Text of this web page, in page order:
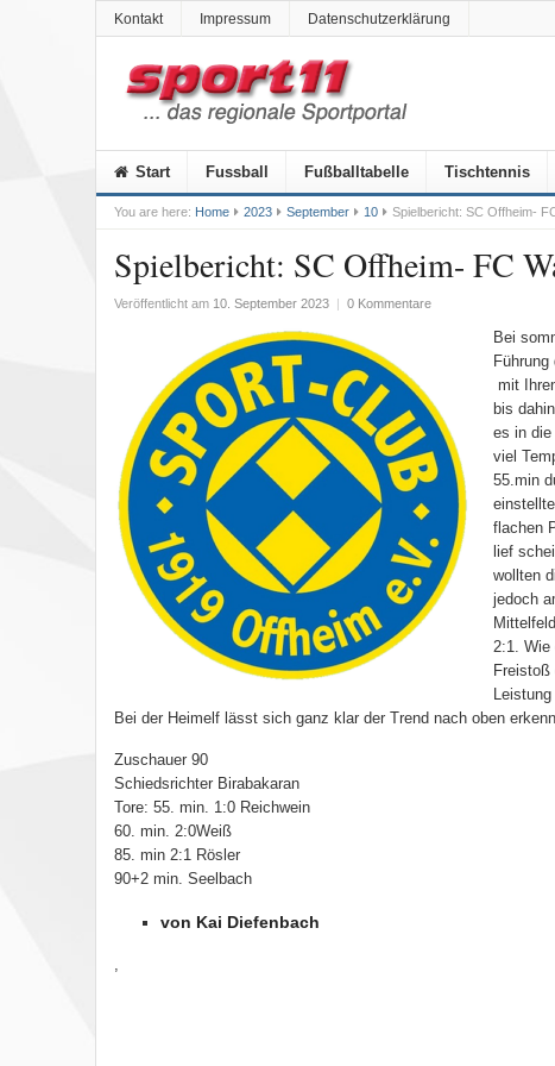
Kontakt Impressum Datenschutzerklärung
Start Fussball Fußballtabelle Tischtennis
You are here: Home 2023 September 10 Spielbericht: SC Offheim-
Spielbericht: SC Offheim- FC
Veröffentlicht am 10. September 2023 | 0 Kommentare
Bei
mit
bis
es in die
viel
55.min
flachen
lief
wollten
jedoch
2:1. Wie
Bei der Heimelf lässt sich ganz klar der Trend nach oben
Zuschauer 90
Schiedsrichter Birabakaran
Tore: 55. min. 1:0 Reichwein
60. min. 2:0Weiß
85. min 2:1 Rösler
90+2 min. Seelbach
von Kai Diefenbach
,